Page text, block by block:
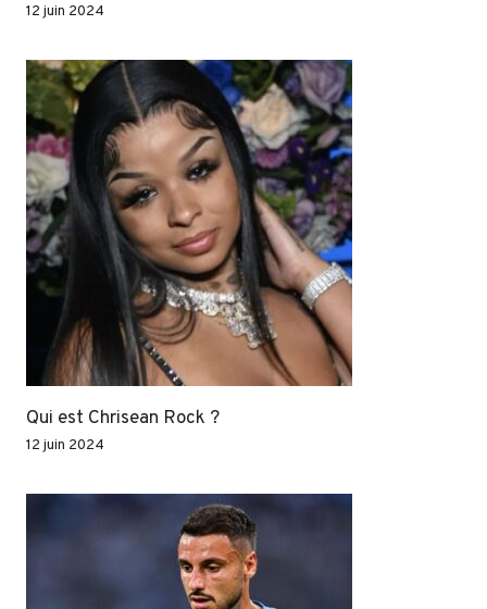
12 juin 2024
Qui est Chrisean Rock ?
12 juin 2024